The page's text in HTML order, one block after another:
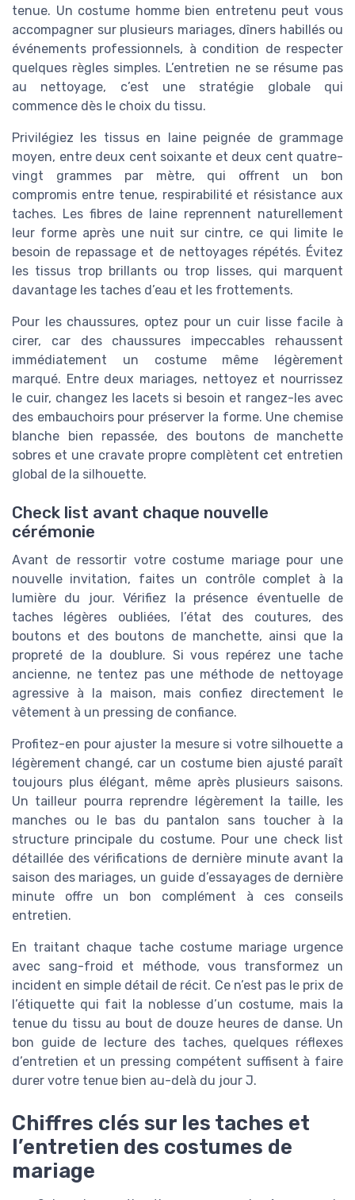
tenue. Un costume homme bien entretenu peut vous
accompagner sur plusieurs mariages, dîners habillés ou
événements professionnels, à condition de respecter
quelques règles simples. L’entretien ne se résume pas
au nettoyage, c’est une stratégie globale qui
commence dès le choix du tissu.
Privilégiez les tissus en laine peignée de grammage
moyen, entre deux cent soixante et deux cent quatre-
vingt grammes par mètre, qui offrent un bon
compromis entre tenue, respirabilité et résistance aux
taches. Les fibres de laine reprennent naturellement
leur forme après une nuit sur cintre, ce qui limite le
besoin de repassage et de nettoyages répétés. Évitez
les tissus trop brillants ou trop lisses, qui marquent
davantage les taches d’eau et les frottements.
Pour les chaussures, optez pour un cuir lisse facile à
cirer, car des chaussures impeccables rehaussent
immédiatement un costume même légèrement
marqué. Entre deux mariages, nettoyez et nourrissez
le cuir, changez les lacets si besoin et rangez-les avec
des embauchoirs pour préserver la forme. Une chemise
blanche bien repassée, des boutons de manchette
sobres et une cravate propre complètent cet entretien
global de la silhouette.
Check list avant chaque nouvelle
cérémonie
Avant de ressortir votre costume mariage pour une
nouvelle invitation, faites un contrôle complet à la
lumière du jour. Vérifiez la présence éventuelle de
taches légères oubliées, l’état des coutures, des
boutons et des boutons de manchette, ainsi que la
propreté de la doublure. Si vous repérez une tache
ancienne, ne tentez pas une méthode de nettoyage
agressive à la maison, mais confiez directement le
vêtement à un pressing de confiance.
Profitez-en pour ajuster la mesure si votre silhouette a
légèrement changé, car un costume bien ajusté paraît
toujours plus élégant, même après plusieurs saisons.
Un tailleur pourra reprendre légèrement la taille, les
manches ou le bas du pantalon sans toucher à la
structure principale du costume. Pour une check list
détaillée des vérifications de dernière minute avant la
saison des mariages, un guide d’essayages de dernière
minute offre un bon complément à ces conseils
entretien.
En traitant chaque tache costume mariage urgence
avec sang-froid et méthode, vous transformez un
incident en simple détail de récit. Ce n’est pas le prix de
l’étiquette qui fait la noblesse d’un costume, mais la
tenue du tissu au bout de douze heures de danse. Un
bon guide de lecture des taches, quelques réflexes
d’entretien et un pressing compétent suffisent à faire
durer votre tenue bien au-delà du jour J.
Chiffres clés sur les taches et
l’entretien des costumes de
mariage